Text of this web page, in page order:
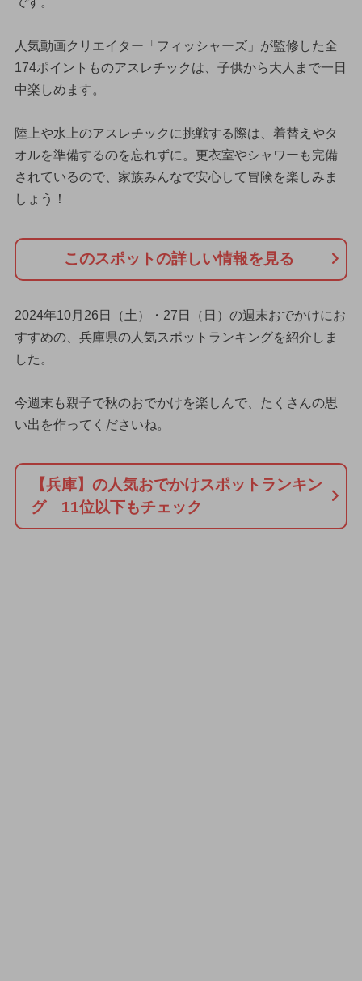
人気動画クリエイター「フィッシャーズ」が監修した全
174ポイントものアスレチックは、子供から大人まで一日
中楽しめます。
陸上や水上のアスレチックに挑戦する際は、着替えやタ
オルを準備するのを忘れずに。更衣室やシャワーも完備
されているので、家族みんなで安心して冒険を楽しみま
しょう！
このスポットの詳しい情報を見る
2024年10月26日（土）・27日（日）の週末おでかけにお
すすめの、兵庫県の人気スポットランキングを紹介しま
した。
今週末も親子で秋のおでかけを楽しんで、たくさんの思
い出を作ってくださいね。
【兵庫】の人気おでかけスポットランキン
グ 11位以下もチェック